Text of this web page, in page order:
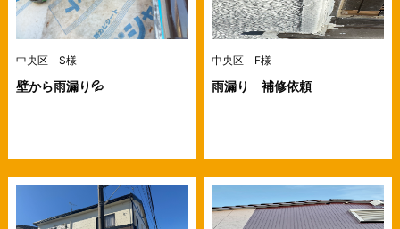
中央区 S様
壁から雨漏り💦
中央区 F様
雨漏り 補修依頼